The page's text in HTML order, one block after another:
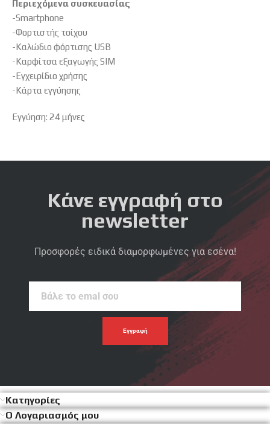
Περιεχόμενα συσκευασίας
-Smartphone
-Φορτιστής τοίχου
-Καλώδιο φόρτισης USB
-Καρφίτσα εξαγωγής SIM
-Εγχειρίδιο χρήσης
-Κάρτα εγγύησης
Εγγύηση: 24 μήνες
Κάνε εγγραφή στο
newsletter
Προσφορές ειδικά διαμορφωμένες για εσένα!
Κατηγορίες
Ο Λογαριασμός μου